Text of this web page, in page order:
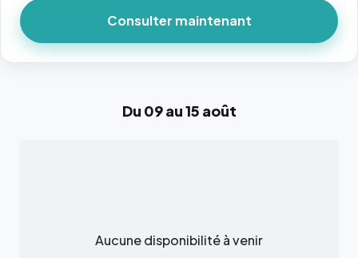
Du 09 au 15 août
Aucune disponibilité à venir
Consulter maintenant